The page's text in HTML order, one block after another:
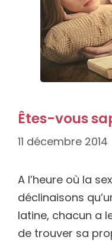
Êtes-vous
11 décembre 2014
A l’heure où la
déclinaisons
latine, chacun a
de trouver sa